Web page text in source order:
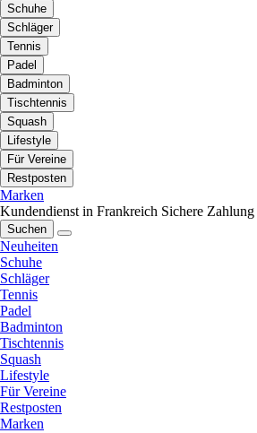
Schuhe
Schläger
Tennis
Padel
Badminton
Tischtennis
Squash
Lifestyle
Für Vereine
Restposten
Marken
Kundendienst in Frankreich Sichere Zahlung
Suchen
Neuheiten
Schuhe
Schläger
Tennis
Padel
Badminton
Tischtennis
Squash
Lifestyle
Für Vereine
Restposten
Marken